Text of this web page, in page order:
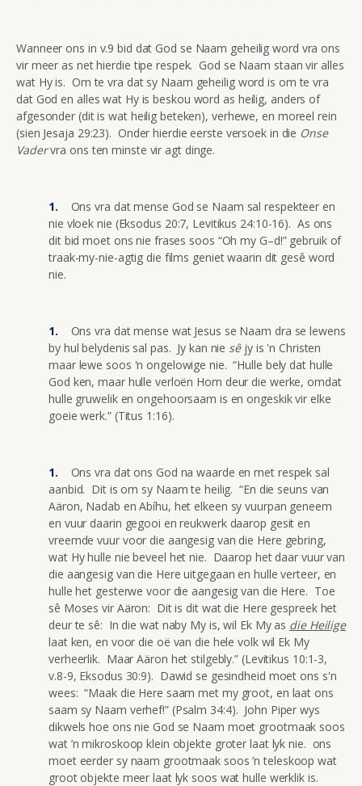
Wanneer ons in v.9 bid dat God se Naam geheilig word vra ons
vir meer as net hierdie tipe respek. God se Naam staan vir alles
wat Hy is. Om te vra dat sy Naam geheilig word is om te vra
dat God en alles wat Hy is beskou word as heilig, anders of
afgesonder (dit is wat heilig beteken), verhewe, en moreel rein
(sien Jesaja 29:23). Onder hierdie eerste versoek in die Onse
Vadervra ons ten minste vir agt dinge.
Ons vra dat mense God se Naam sal respekteer en
nie vloek nie (Eksodus 20:7, Levitikus 24:10-16). As ons
dit bid moet ons nie frases soos “Oh my G–d!” gebruik of
traak-my-nie-agtig die films geniet waarin dit gesê word
nie.
Ons vra dat mense wat Jesus se Naam dra se lewens
by hul belydenis sal pas. Jy kan nie sê jy is 'n Christen
maar lewe soos 'n ongelowige nie. “Hulle bely dat hulle
God ken, maar hulle verloën Hom deur die werke, omdat
hulle gruwelik en ongehoorsaam is en ongeskik vir elke
goeie werk.” (Titus 1:16).
Ons vra dat ons God na waarde en met respek sal
aanbid. Dit is om sy Naam te heilig. “En die seuns van
Aäron, Nadab en Abíhu, het elkeen sy vuurpan geneem
en vuur daarin gegooi en reukwerk daarop gesit en
vreemde vuur voor die aangesig van die Here gebring,
wat Hy hulle nie beveel het nie. Daarop het daar vuur van
die aangesig van die Here uitgegaan en hulle verteer, en
hulle het gesterwe voor die aangesig van die Here. Toe
sê Moses vir Aäron: Dit is dit wat die Here gespreek het
deur te sê: In die wat naby My is, wil Ek My as die Heilige
laat ken, en voor die oë van die hele volk wil Ek My
verheerlik. Maar Aäron het stilgebly.” (Levitikus 10:1-3,
v.8-9, Eksodus 30:9). Dawid se gesindheid moet ons s'n
wees: “Maak die Here saam met my groot, en laat ons
saam sy Naam verhef!” (Psalm 34:4). John Piper wys
dikwels hoe ons nie God se Naam moet grootmaak soos
wat ’n mikroskoop klein objekte groter laat lyk nie. ons
moet eerder sy naam grootmaak soos ’n teleskoop wat
groot objekte meer laat lyk soos wat hulle werklik is.